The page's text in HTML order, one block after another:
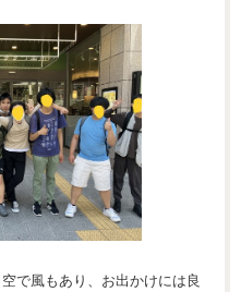
で風もあり、お出かけには良